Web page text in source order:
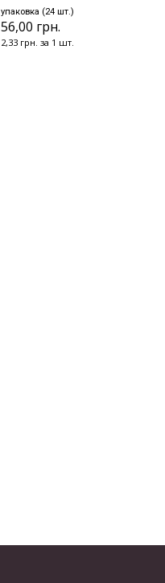
упаковка (24 шт.)
56,00 грн.
2,33 грн. за 1 шт.